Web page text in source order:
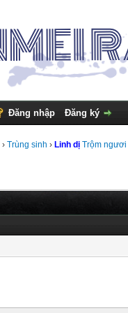
Đăng nhập Đăng ký
›Trùng sinh › Linh dị Trộm ngươi